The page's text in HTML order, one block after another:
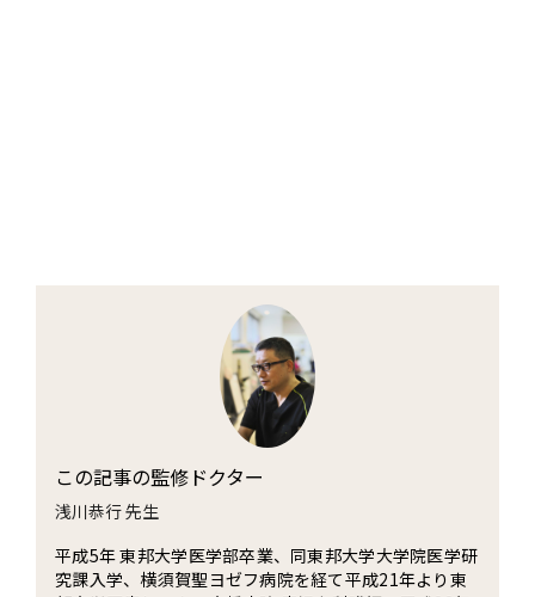
この記事の監修ドクター
浅川恭行 先生
平成5年 東邦大学医学部卒業、同東邦大学大学院医学研
究課入学、横須賀聖ヨゼフ病院を経て平成21年より東